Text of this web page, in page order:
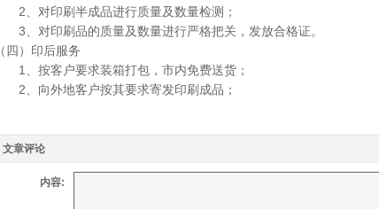
2、对印刷半成品进行质量及数量检测；
3、对印刷品的质量及数量进行严格把关，发放合格证。
（四）印后服务
1、按客户要求装箱打包，市内免费送货；
2、向外地客户按其要求寄发印刷成品；
文章评论
内容: